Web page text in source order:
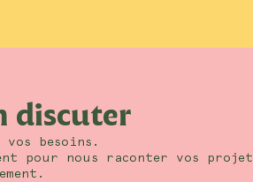
discuter
vos besoins.
pour nous raconter vos